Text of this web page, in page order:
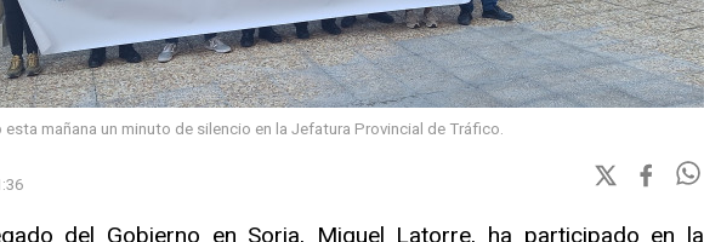
esta mañana un minuto de silencio en la Jefatura Provincial de Tráfico.
del Gobierno en Soria, Miguel Latorre, ha participado en la